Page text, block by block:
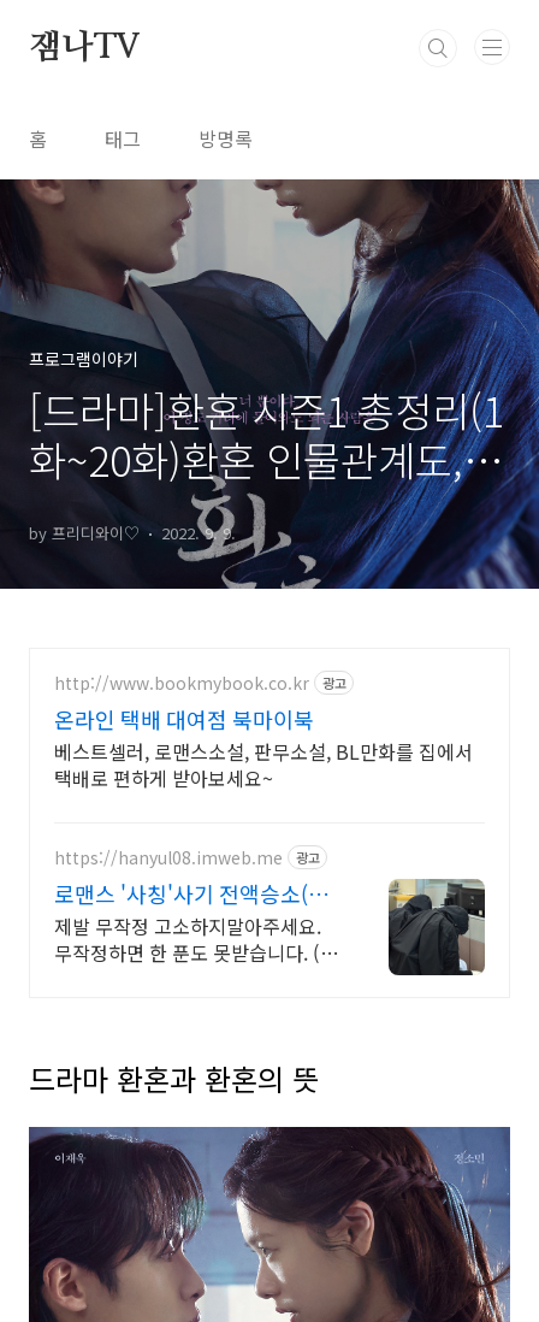
잼나TV
홈 태그 방명록
프로그램이야기
[드라마]환혼 시즌1 총정리(1
화~20화)환혼 인물관계도,환
혼 줄거리,환혼 결말/환혼2여
주인공,시즌2가 있음을 짐작
하는 결말
by 프리디와이♡ 2022. 9. 9.
http://www.bookmybook.co.kr 광고
온라인 택배 대여점 북마이북
베스트셀러, 로맨스소설, 판무소설, BL만화를 집에서
택배로 편하게 받아보세요~
https://hanyul08.imweb.me 광고
로맨스 '사칭'사기 전액승소(3
억7천) 사례보유
제발 무작정 고소하지말아주세요.
무작정하면 한 푼도 못받습니다. (법
드라마 환혼과 환혼의 뜻